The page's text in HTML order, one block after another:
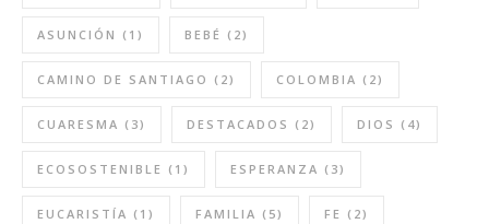
ASUNCIÓN (1) BEBÉ (2)
CAMINO DE SANTIAGO (2) COLOMBIA (2)
CUARESMA (3) DESTACADOS (2) DIOS (4)
ECOSOSTENIBLE (1) ESPERANZA (3)
EUCARISTÍA (1) FAMILIA (5) FE (2)